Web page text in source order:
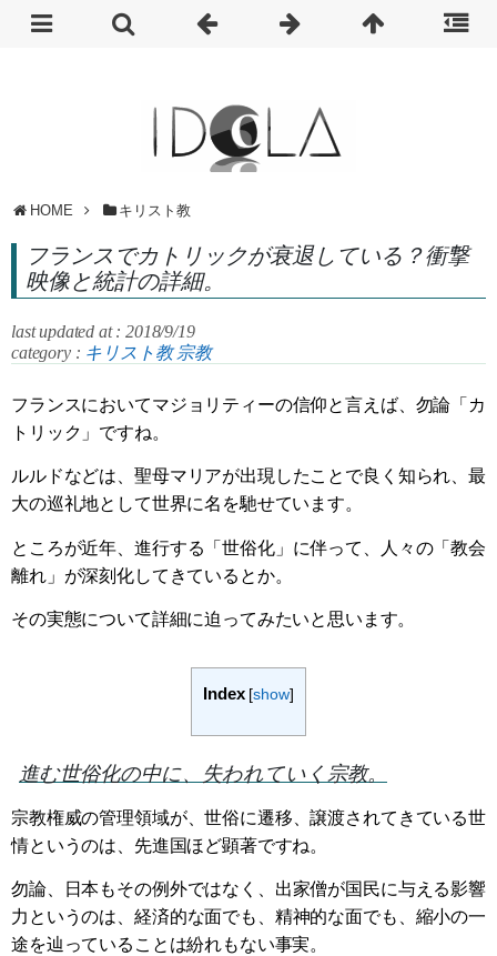
HOME キリスト教
フランスでカトリックが衰退している？衝撃
映像と統計の詳細。
last updated at : 2018/9/19
category : キリスト教 宗教
フランスにおいてマジョリティーの信仰と言えば、勿論「カ
トリック」ですね。
ルルドなどは、聖母マリアが出現したことで良く知られ、最
大の巡礼地として世界に名を馳せています。
ところが近年、進行する「世俗化」に伴って、人々の「教会
離れ」が深刻化してきているとか。
その実態について詳細に迫ってみたいと思います。
Index [show]
進む世俗化の中に、失われていく宗教。
宗教権威の管理領域が、世俗に遷移、譲渡されてきている世
情というのは、先進国ほど顕著ですね。
勿論、日本もその例外ではなく、出家僧が国民に与える影響
力というのは、経済的な面でも、精神的な面でも、縮小の一
途を辿っていることは紛れもない事実。